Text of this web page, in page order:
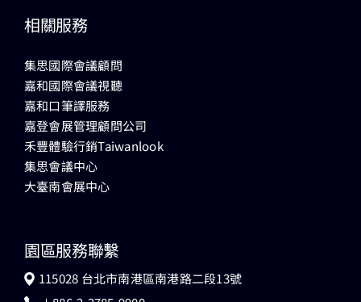
相關服務
集思國際會議顧問
嘉和國際會議視聽
嘉和口筆譯服務
嘉登會展管理顧問公司
禾豐體驗行銷Taiwanlook
集思會議中心
大臺南會展中心
園區服務聯繫
115028 台北市南港區南港路二段13號